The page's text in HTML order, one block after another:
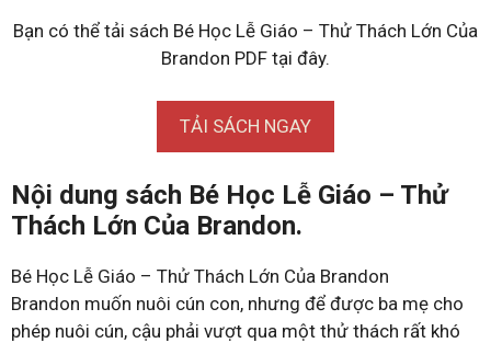
Bạn có thể tải sách Bé Học Lễ Giáo – Thử Thách Lớn Của
Brandon PDF tại đây.
TẢI SÁCH NGAY
Nội dung sách Bé Học Lễ Giáo – Thử
Thách Lớn Của Brandon.
Bé Học Lễ Giáo – Thử Thách Lớn Của Brandon
Brandon muốn nuôi cún con, nhưng để được ba mẹ cho
phép nuôi cún, cậu phải vượt qua một thử thách rất khó